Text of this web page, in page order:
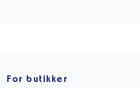
For butikker